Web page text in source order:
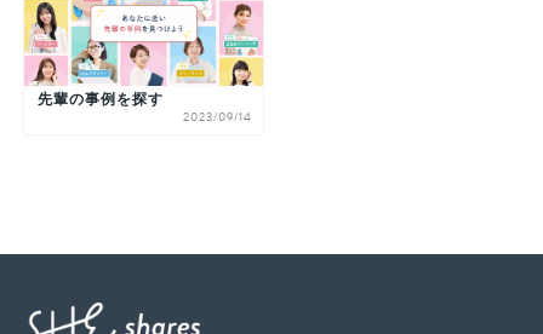
先輩の事例を探す
2023/09/14